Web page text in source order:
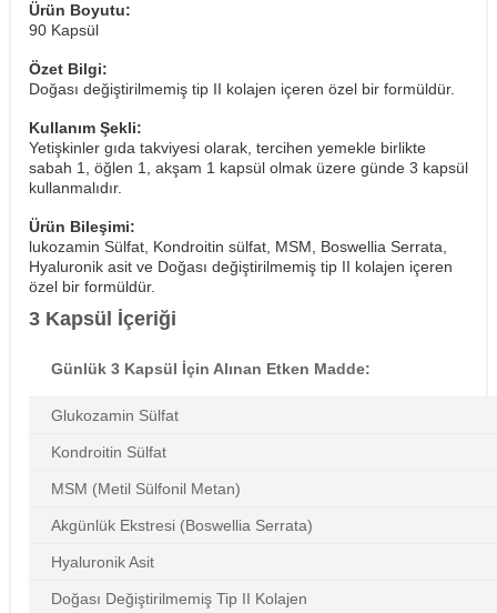
Ürün Boyutu:
90 Kapsül
Özet Bilgi:
Doğası değiştirilmemiş tip II kolajen içeren özel bir formüldür.
Kullanım Şekli:
Yetişkinler gıda takviyesi olarak, tercihen yemekle birlikte
sabah 1, öğlen 1, akşam 1 kapsül olmak üzere günde 3 kapsül
kullanmalıdır.
Ürün Bileşimi:
lukozamin Sülfat, Kondroitin sülfat, MSM, Boswellia Serrata,
Hyaluronik asit ve Doğası değiştirilmemiş tip II kolajen içeren
özel bir formüldür.
3 Kapsül İçeriği
Günlük 3 Kapsül İçin Alınan Etken Madde:
Glukozamin Sülfat
Kondroitin Sülfat
MSM (Metil Sülfonil Metan)
Akgünlük Ekstresi (Boswellia Serrata)
Hyaluronik Asit
Doğası Değiştirilmemiş Tip II Kolajen